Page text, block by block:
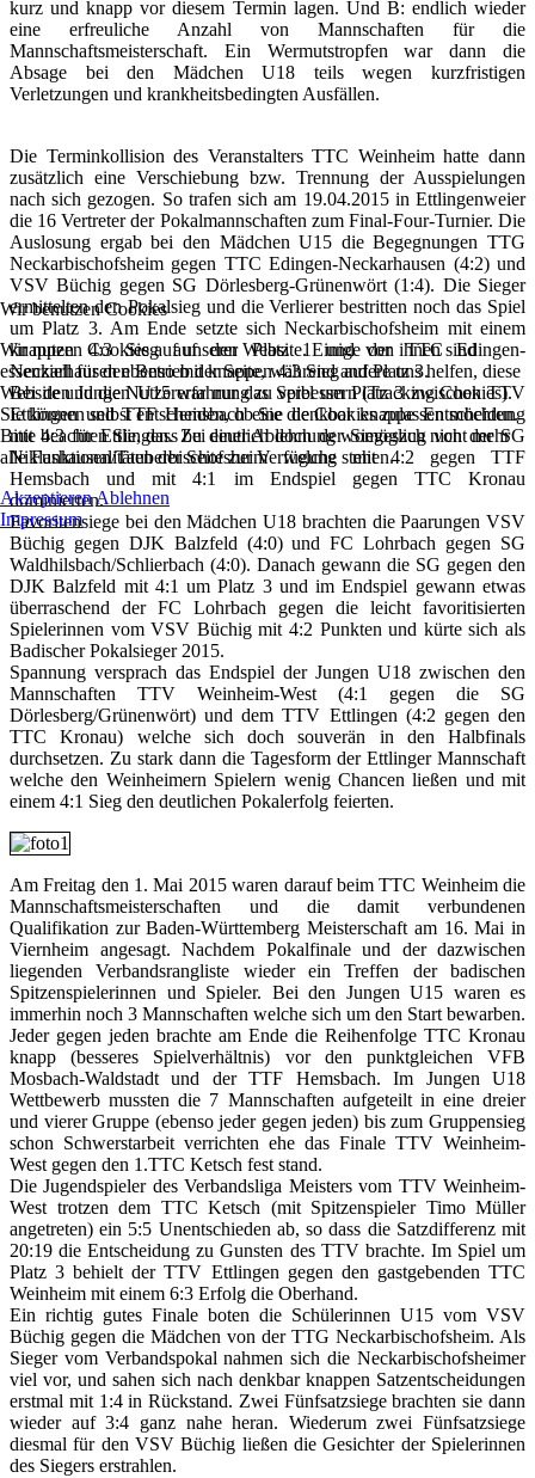
kurz und knapp vor diesem Termin lagen. Und B: endlich wieder
eine erfreuliche Anzahl von Mannschaften für die
Mannschaftsmeisterschaft. Ein Wermutstropfen war dann die
Absage bei den Mädchen U18 teils wegen kurzfristigen
Verletzungen und krankheitsbedingten Ausfällen.
Die Terminkollision des Veranstalters TTC Weinheim hatte dann
zusätzlich eine Verschiebung bzw. Trennung der Ausspielungen
nach sich gezogen. So trafen sich am 19.04.2015 in Ettlingenweier
die 16 Vertreter der Pokalmannschaften zum Final-Four-Turnier. Die
Auslosung ergab bei den Mädchen U15 die Begegnungen TTG
Neckarbischofsheim gegen TTC Edingen-Neckarhausen (4:2) und
VSV Büchig gegen SG Dörlesberg-Grünenwört (1:4). Die Sieger
ermittelten den Pokalsieg und die Verlierer bestritten noch das Spiel
um Platz 3. Am Ende setzte sich Neckarbischofsheim mit einem
knappen 4:3 Sieg auf den Platz 1 und der TTC Edingen-
Neckarhausen ebenso mit knappen 4:3 Sieg auf Platz 3.
Bei den Jungen U15 war nur das Spiel um Platz 3 zwischen TTV
Ettlingen und TTF Hemsbach eine denkbar knappe Entscheidung
mit 4:3 für Ettlingen. Zu deutlich doch der Siegeszug von der SG
Niklashausen/Tauberbischofsheim welche mit 4:2 gegen TTF
Hemsbach und mit 4:1 im Endspiel gegen TTC Kronau
dominierten.
Favoritensiege bei den Mädchen U18 brachten die Paarungen VSV
Büchig gegen DJK Balzfeld (4:0) und FC Lohrbach gegen SG
Waldhilsbach/Schlierbach (4:0). Danach gewann die SG gegen den
DJK Balzfeld mit 4:1 um Platz 3 und im Endspiel gewann etwas
überraschend der FC Lohrbach gegen die leicht favoritisierten
Spielerinnen vom VSV Büchig mit 4:2 Punkten und kürte sich als
Badischer Pokalsieger 2015.
Spannung versprach das Endspiel der Jungen U18 zwischen den
Mannschaften TTV Weinheim-West (4:1 gegen die SG
Dörlesberg/Grünenwört) und dem TTV Ettlingen (4:2 gegen den
TTC Kronau) welche sich doch souverän in den Halbfinals
durchsetzen. Zu stark dann die Tagesform der Ettlinger Mannschaft
welche den Weinheimern Spielern wenig Chancen ließen und mit
einem 4:1 Sieg den deutlichen Pokalerfolg feierten.
Am Freitag den 1. Mai 2015 waren darauf beim TTC Weinheim die
Mannschaftsmeisterschaften und die damit verbundenen
Qualifikation zur Baden-Württemberg Meisterschaft am 16. Mai in
Viernheim angesagt. Nachdem Pokalfinale und der dazwischen
liegenden Verbandsrangliste wieder ein Treffen der badischen
Spitzenspielerinnen und Spieler. Bei den Jungen U15 waren es
immerhin noch 3 Mannschaften welche sich um den Start bewarben.
Jeder gegen jeden brachte am Ende die Reihenfolge TTC Kronau
knapp (besseres Spielverhältnis) vor den punktgleichen VFB
Mosbach-Waldstadt und der TTF Hemsbach. Im Jungen U18
Wettbewerb mussten die 7 Mannschaften aufgeteilt in eine dreier
und vierer Gruppe (ebenso jeder gegen jeden) bis zum Gruppensieg
schon Schwerstarbeit verrichten ehe das Finale TTV Weinheim-
West gegen den 1.TTC Ketsch fest stand.
Die Jugendspieler des Verbandsliga Meisters vom TTV Weinheim-
West trotzen dem TTC Ketsch (mit Spitzenspieler Timo Müller
angetreten) ein 5:5 Unentschieden ab, so dass die Satzdifferenz mit
20:19 die Entscheidung zu Gunsten des TTV brachte. Im Spiel um
Platz 3 behielt der TTV Ettlingen gegen den gastgebenden TTC
Weinheim mit einem 6:3 Erfolg die Oberhand.
Ein richtig gutes Finale boten die Schülerinnen U15 vom VSV
Büchig gegen die Mädchen von der TTG Neckarbischofsheim. Als
Sieger vom Verbandspokal nahmen sich die Neckarbischofsheimer
viel vor, und sahen sich nach denkbar knappen Satzentscheidungen
erstmal mit 1:4 in Rückstand. Zwei Fünfsatzsiege brachten sie dann
wieder auf 3:4 ganz nahe heran. Wiederum zwei Fünfsatzsiege
diesmal für den VSV Büchig ließen die Gesichter der Spielerinnen
des Siegers erstrahlen.
Wir benutzen Cookies
Wir nutzen Cookies auf unserer Website. Einige von ihnen sind
essenziell für den Betrieb der Seite, während andere uns helfen, diese
Website und die Nutzererfahrung zu verbessern (Tracking Cookies).
Sie können selbst entscheiden, ob Sie die Cookies zulassen möchten.
Bitte beachten Sie, dass bei einer Ablehnung womöglich nicht mehr
alle Funktionalitäten der Seite zur Verfügung stehen.
AkzeptierenAblehnen
Impressum